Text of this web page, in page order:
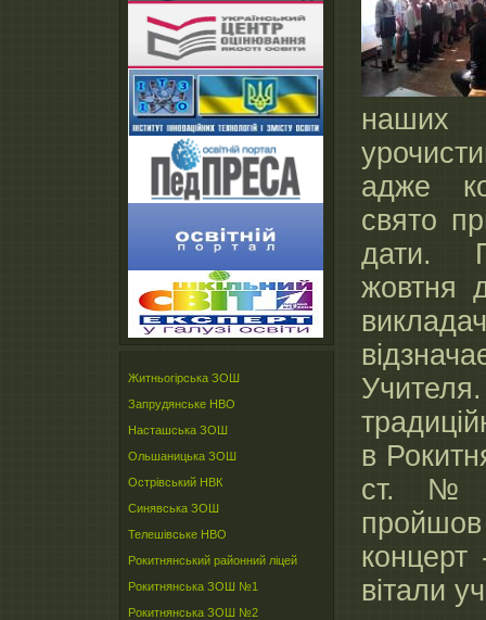
Житньогірська ЗОШ
Запрудянське НВО
Насташська ЗОШ
Ольшаницька ЗОШ
Острівський НВК
Синявська ЗОШ
Телешівське НВО
Рокитнянський районний ліцей
Рокитнянська ЗОШ №1
Рокитнянська ЗОШ №2
адже
свято
дати.
жовтня
в
ст. №
концерт
вітали